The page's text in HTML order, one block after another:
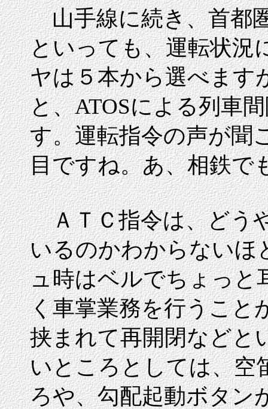
山手線に続き、首都
といっても、運転状況
ヤは５本から選べます
と、ATOSによる列車
す。運転指令の声が聞
目ですね。あ、相鉄で
ＡＴＣ指令は、どう
いるのかわからないほ
ュ時はベルでちょっと
く車掌業務を行うこと
挟まれて再開閉などと
いところとしては、空
ろや、勾配起動ボタン